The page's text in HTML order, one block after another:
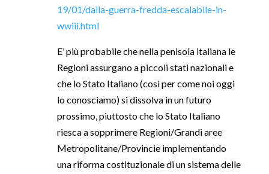
19/01/dalla-guerra-fredda-escalabile-in-
wwiii.html
E’ più probabile che nella penisola italiana le
Regioni assurgano a piccoli stati nazionali e
che lo Stato Italiano (così per come noi oggi
lo conosciamo) si dissolva in un futuro
prossimo, piuttosto che lo Stato Italiano
riesca a sopprimere Regioni/Grandi aree
Metropolitane/Provincie implementando
una riforma costituzionale di un sistema delle